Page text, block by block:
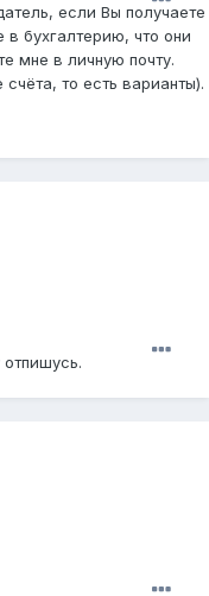
если Вы получаете
в бухгалтерию, что они
мне в личную почту.
то есть варианты).